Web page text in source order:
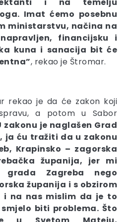
i na temelju
Imat ćemo posebnu
ministarstvu, načina na
financijsku i
kuna i sanacija bit će
, rekao je Štromar.
rekao je da će zakon koji
a potom u Sabor
zakonu je naglašen Grad
ja ću tražiti da u zakonu
Krapinsko – zagorska
županija, jer mi
grada Zagreba nego
županija i s obzirom
i na nas mislim da je to
biti problema. Što